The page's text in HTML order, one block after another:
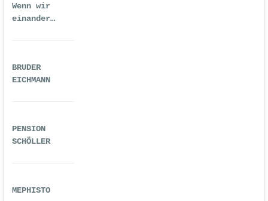
Wenn wir
einander
BRUDER
EICHMANN
PENSION
SCHÖLLER
MEPHISTO